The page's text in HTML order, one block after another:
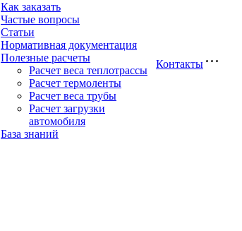
Как заказать
Частые вопросы
Статьи
Нормативная документация
Полезные расчеты
Расчет веса теплотрассы
Расчет термоленты
Расчет веса трубы
Расчет загрузки
автомобиля
База знаний
Контакты